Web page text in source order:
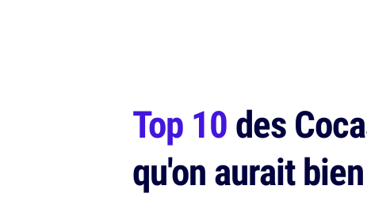
Top 10des
qu'on aurait